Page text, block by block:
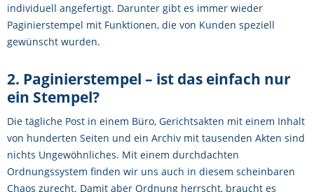
individuell angefertigt. Darunter gibt es immer wieder
Paginierstempel mit Funktionen, die von Kunden speziell
gewünscht wurden.
2. Paginierstempel – ist das einfach nur
ein Stempel?
Die tägliche Post in einem Büro, Gerichtsakten mit einem Inhalt
von hunderten Seiten und ein Archiv mit tausenden Akten sind
nichts Ungewöhnliches. Mit einem durchdachten
Ordnungssystem finden wir uns auch in diesem scheinbaren
Chaos zurecht. Damit aber Ordnung herrscht, braucht es